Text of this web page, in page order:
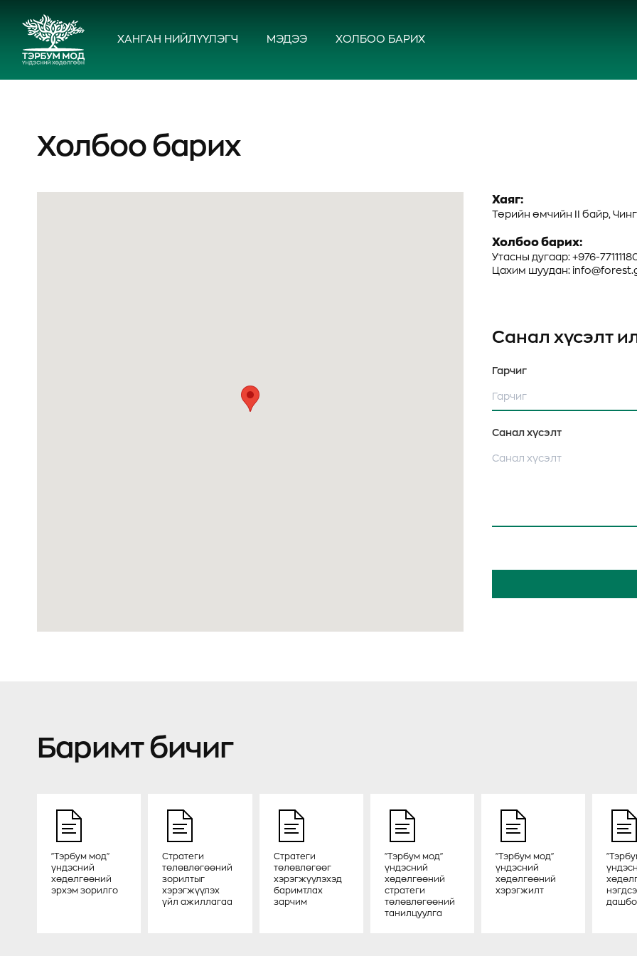
ХАНГАН НИЙЛҮҮЛЭГЧ МЭДЭЭ ХОЛБОО БАРИХ
Холбоо барих
Хаяг:
Төрийн өмчийн II байр,
Холбоо барих:
Утасны дугаар: +976-
Цахим шуудан:
Санал хүсэлт
Гарчиг
Санал хүсэлт
Баримт бичиг
"Тэрбум мод"
үндэсний
хөдөлгөөний
эрхэм зорилго
Стратеги
төлөвлөгөөний
зорилтыг
хэрэгжүүлэх
үйл ажиллагаа
Стратеги
төлөвлөгөөг
хэрэгжүүлэхэд
баримтлах
зарчим
"Тэрбум мод"
үндэсний
хөдөлгөөний
стратеги
төлөвлөгөөний
танилцуулга
"Тэрбум мод"
үндэсний
хөдөлгөөний
хэрэгжилт